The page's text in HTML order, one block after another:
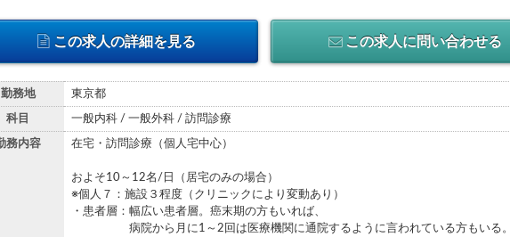
この求人の詳細を見る この求人に問い合わせる
勤務地 東京都
科目 一般内科 / 一般外科 / 訪問診療
務内容 在宅・訪問診療（個人宅中心）
およそ10～12名/日（居宅のみの場合）
※個人７：施設３程度（クリニックにより変動あり）
・患者層：幅広い患者層。癌末期の方もいれば、
病院から月に1～2回は医療機関に通院するように言われている方もいる。